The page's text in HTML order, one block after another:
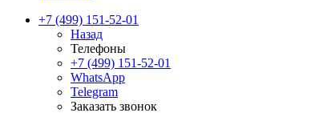
+7 (499) 151-52-01
Назад
Телефоны
+7 (499) 151-52-01
WhatsApp
Telegram
Заказать звонок